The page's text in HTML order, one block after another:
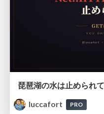
luccafort
PRO